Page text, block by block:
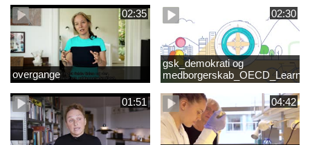
02:35
overgange
02:30
gsk_demokrati og
Compass 2030
01:51
04:42